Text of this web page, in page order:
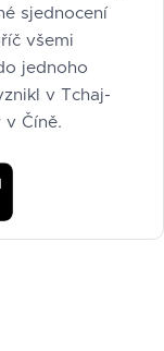
sjednocení
všemi
jednoho
v Tchaj-
v Číně.